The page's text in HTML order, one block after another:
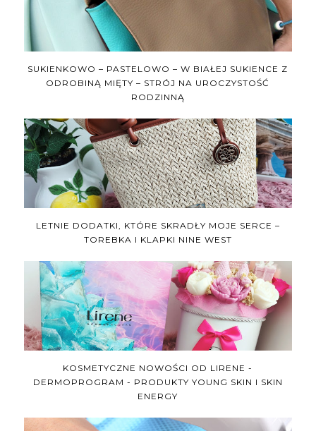
SUKIENKOWO – PASTELOWO – W BIAŁEJ SUKIENCE Z
ODROBINĄ MIĘTY – STRÓJ NA UROCZYSTOŚĆ
RODZINNĄ
LETNIE DODATKI, KTÓRE SKRADŁY MOJE SERCE –
TOREBKA I KLAPKI NINE WEST
KOSMETYCZNE NOWOŚCI OD LIRENE -
DERMOPROGRAM - PRODUKTY YOUNG SKIN I SKIN
ENERGY